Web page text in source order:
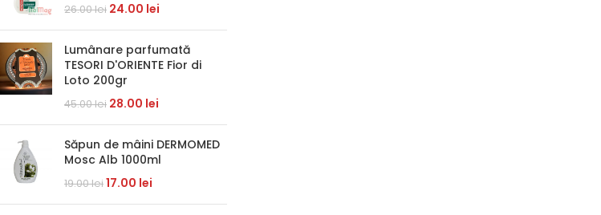
26.00lei 24.00 lei
Lumânare parfumată
TESORI D'ORIENTE Fior di
Loto 200gr
45.00lei 28.00 lei
Săpun de mâini DERMOMED
Mosc Alb 1000ml
19.00lei17.00 lei